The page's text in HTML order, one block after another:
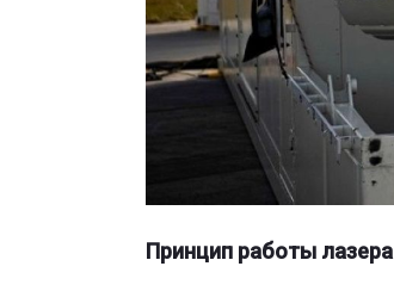
Принцип работы лазера